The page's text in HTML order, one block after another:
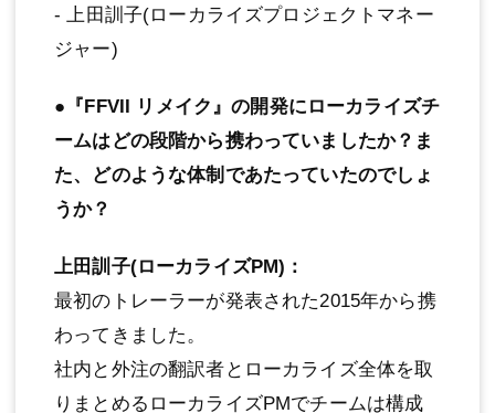
- 上田訓子(ローカライズプロジェクトマネー
ジャー)
●『FFVII リメイク』の開発にローカライズチ
ームはどの段階から携わっていましたか？ま
た、どのような体制であたっていたのでしょ
うか？
上田訓子(ローカライズPM)：
最初のトレーラーが発表された2015年から携
わってきました。
社内と外注の翻訳者とローカライズ全体を取
りまとめるローカライズPMでチームは構成